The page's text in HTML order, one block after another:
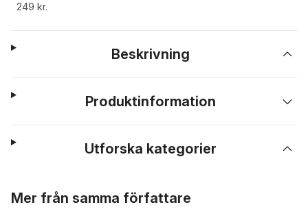
249 kr.
Beskrivning
Produktinformation
Utforska kategorier
Mer från samma författare